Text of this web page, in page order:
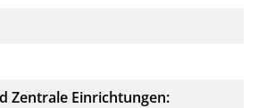
Zentrale Einrichtungen: